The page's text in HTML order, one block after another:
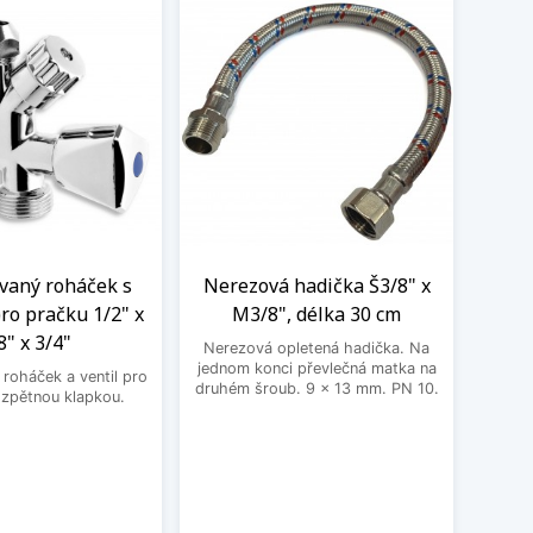
roháček s
pračku 1/2" x
x 3/4"
roháček a ventil pro
klapkou.
Nerezová hadička Š3/8" x
M3/8", délka 30 cm
Nerezová opletená hadička. Na
jednom konci převlečná matka na
druhém šroub. 9 x 13 mm. PN 10.